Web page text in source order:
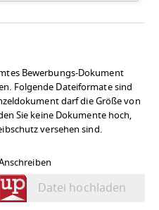
Bewerbungs-Dokument
Folgende Dateiformate sind
darf die Größe von
Sie keine Dokumente hoch,
versehen sind.
Datei hochladen